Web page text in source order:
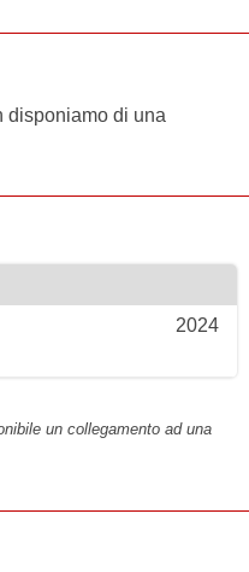
disponiamo di una
2024
un collegamento ad una